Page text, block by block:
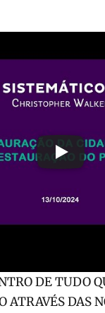
DE TUDO
ATRAVÉS DAS